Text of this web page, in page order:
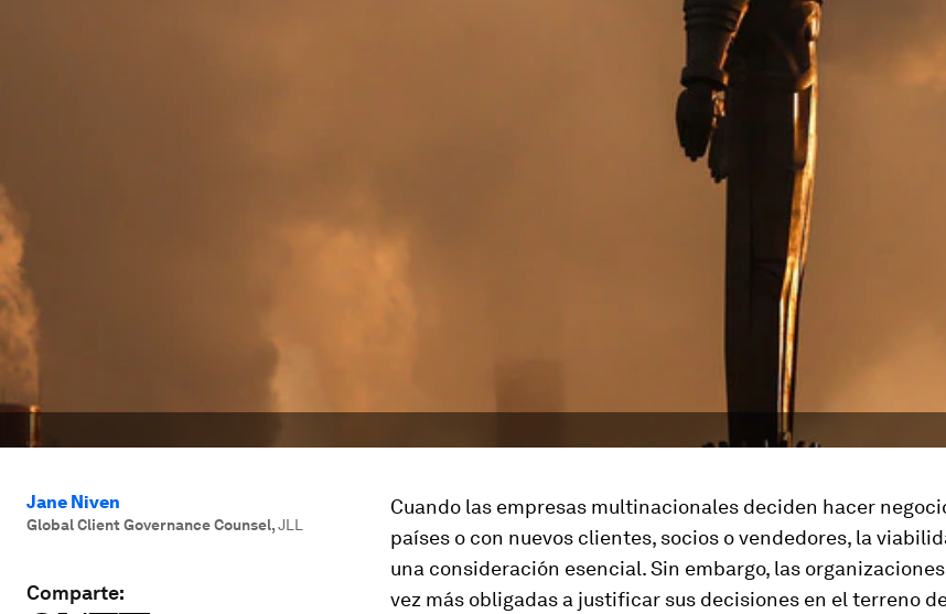
Jane Niven
Global Client Governance Counsel,JLL
Comparte:
Cuando las empresas multinacionales deciden hacer
países o con nuevos clientes, socios o vendedores, la
una consideración esencial. Sin embargo, las
vez más obligadas a justificar sus decisiones en el terreno